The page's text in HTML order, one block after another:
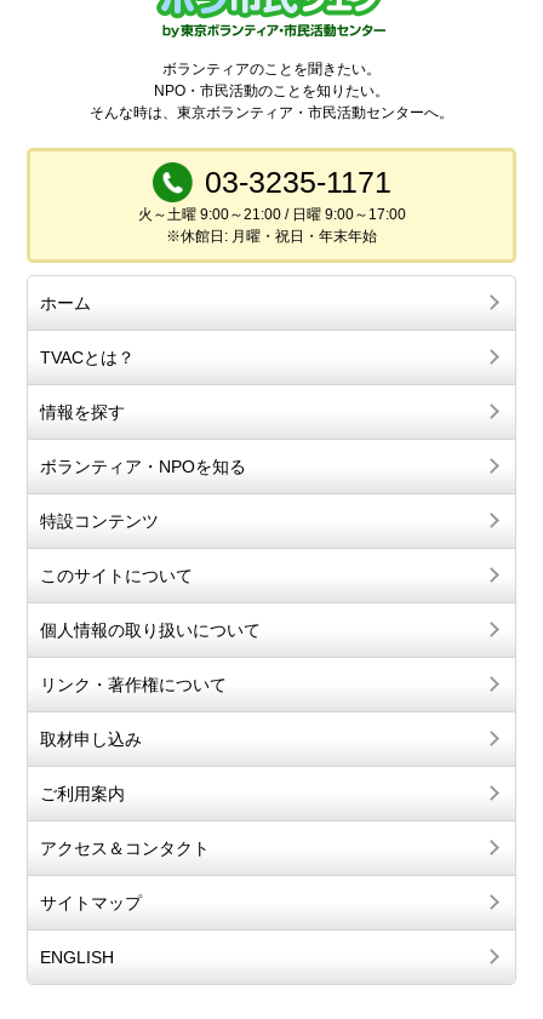
ボランティアのことを聞きたい。
NPO・市民活動のことを知りたい。
そんな時は、東京ボランティア・市民活動センターへ。
03-3235-1171
火～土曜 9:00～21:00 / 日曜 9:00～17:00
※休館日: 月曜・祝日・年末年始
ホーム
TVACとは？
情報を探す
ボランティア・NPOを知る
特設コンテンツ
このサイトについて
個人情報の取り扱いについて
リンク・著作権について
取材申し込み
ご利用案内
アクセス＆コンタクト
サイトマップ
ENGLISH